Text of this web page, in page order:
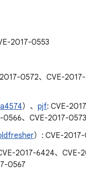
2017-0553
0572、CVE-2017-
）、 pjf: CVE-
0566、CVE-2017-0573
）: CVE-
2017-6424、CVE-
0567